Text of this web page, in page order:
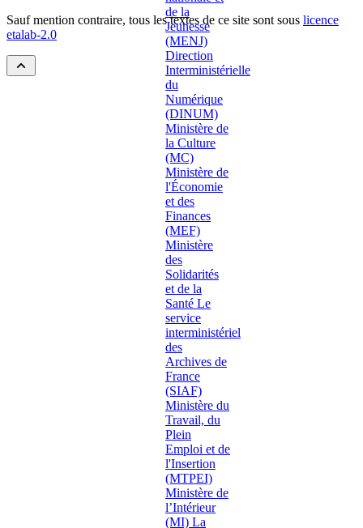
Sauf mention contraire, tous les textes de ce site sont sous licence
etalab-2.0